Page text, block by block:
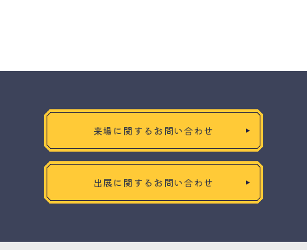
来場に関するお問い合わせ
出展に関するお問い合わせ